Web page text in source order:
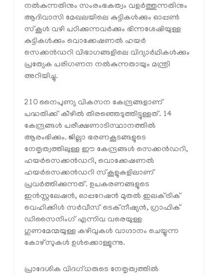
നൽകുന്നതിനും സംരംഭകത്വം വളർത്തുന്നതിനും
ആദിവാസി മേഖലയിലെ കുട്ടികൾക്കും ഓപ്പൺ
സ്‌കൂൾ വഴി പഠിക്കുന്നവർക്കും ഭിന്നശേഷിയുള്ള
കുട്ടികൾക്കും വൊക്കേഷണൽ ഹയർ
സെക്കൻഡറി വിഭാഗങ്ങളിലെ വിദ്യാർഥികൾക്കും
പ്രത്യേക പരിഗണന നൽകുന്നതായും മന്ത്രി
അറിയിച്ചു.
210 നൈപുണ്യ വികസന കേന്ദ്രങ്ങളാണ്
പദ്ധതിക്ക് കീഴിൽ തിരഞ്ഞെടുത്തിട്ടുള്ളത്. 14
കേന്ദ്രങ്ങൾ പരീക്ഷണാടിസ്ഥാനത്തിൽ
ആരംഭിക്കും. ജില്ലാ ഭരണകൂടങ്ങളുടെ
നേതൃത്വത്തിലുള്ള ഈ കേന്ദ്രങ്ങൾ സെക്കൻഡറി,
ഹയർസെക്കൻഡറി, വൊക്കേഷണൽ
ഹയർസെക്കൻഡറി സ്‌കൂളുകളിലാണ്
പ്രവർത്തിക്കുന്നത്. ഉപകരണങ്ങളുടെ
ഇൻസ്റ്റലേഷൻ, ഓപ്പറേഷൻ മുതൽ ഇലക്ട്രിക്
വെഹിക്കിൾ സർവീസ് ടെക്നീഷ്യൻ, ഗ്രാഫിക്
ഡിസൈനിംഗ് എന്നിവ വരെയുള്ള
ഗുണമേന്മയുള്ള കഴിവുകൾ വാഗ്ദാനം ചെയ്യുന്ന
കോഴ്സുകൾ ഉൾക്കൊള്ളുന്നു.
പ്രാദേശിക വിദഗ്ധരുടെ നേതൃത്വത്തിൽ